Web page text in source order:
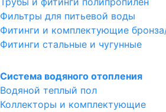
Фильтры для питьевой воды
Фитинги и комплектующие
Фитинги стальные и чугунные
Система водяного отопления
Водяной теплый пол
Коллекторы и комплектующие